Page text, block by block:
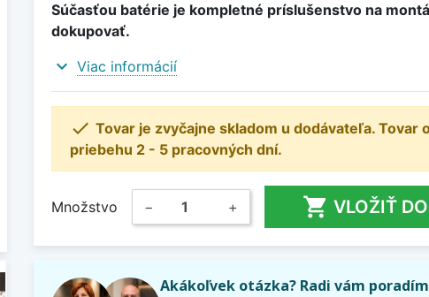
Súčasťou batérie je kompletné príslušenstvo na
dokupovať.
expand_more Viac informácií
 Tovar je zvyčajne skladom u dodávateľa. Tovar
priebehu 2 - 5 pracovných dní.
Množstvo − +  VLOŽIŤ
Akákoľvek otázka? Radi vám